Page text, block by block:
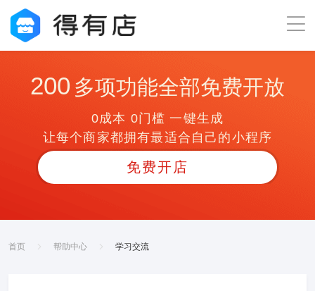
200 多项功能全部免费开放
0成本 0门槛 一键生成
让每个商家都拥有最适合自己的小程序
免费开店
首页 帮助中心 学习交流